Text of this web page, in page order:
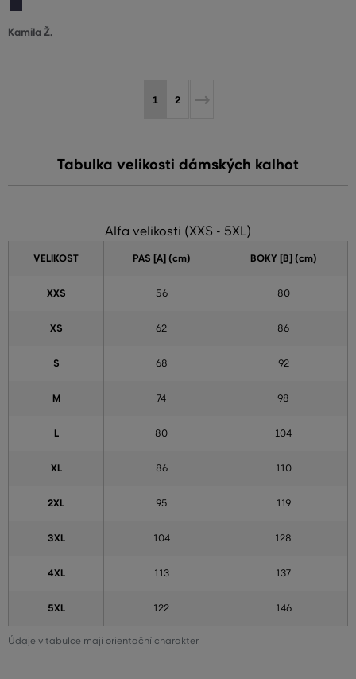
Kamila Ž.
1 2
Tabulka velikosti dámských kalhot
Alfa velikosti (XXS - 5XL)
Údaje v tabulce mají orientační charakter
VELIKOST PAS [A] (cm) BOKY [B] (cm)
XXS 56 80
XS 62 86
S 68 92
M 74 98
L 80 104
XL 86 110
2XL 95 119
3XL 104 128
4XL 113 137
5XL 122 146